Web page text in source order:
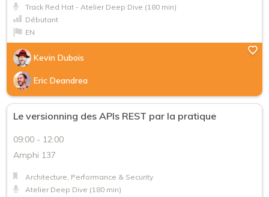
Track Red Hat - Atelier Deep Dive (180 min)
Débutant
EN
Kevin Dubois
Eric Deandrea
Le versionning des APIs REST par la pratique
09:00 - 12:00
Amphi 137
Architecture, Performance & Security
Atelier Deep Dive (180 min)